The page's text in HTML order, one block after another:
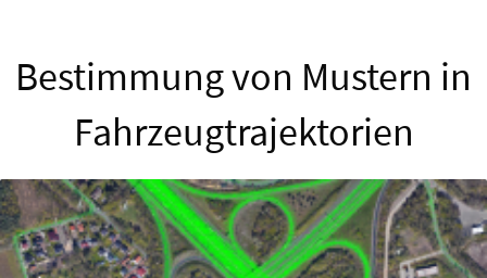
Bestimmung von Mustern in
Fahrzeugtrajektorien